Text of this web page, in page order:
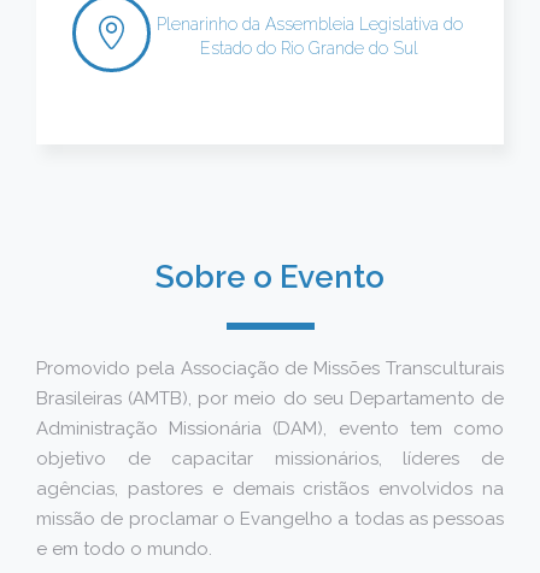
Plenarinho da Assembleia Legislativa do
Estado do Rio Grande do Sul
Sobre o Evento
Promovido pela Associação de Missões Transculturais
Brasileiras (AMTB), por meio do seu Departamento de
Administração Missionária (DAM), evento tem como
objetivo de capacitar missionários, líderes de
agências, pastores e demais cristãos envolvidos na
missão de proclamar o Evangelho a todas as pessoas
e em todo o mundo.